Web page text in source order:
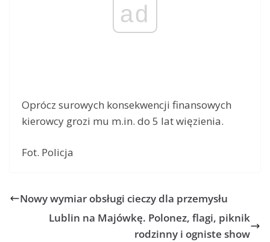
ad
Oprócz surowych konsekwencji finansowych
kierowcy grozi mu m.in. do 5 lat więzienia.
Fot. Policja
Nowy wymiar obsługi cieczy dla przemysłu
Lublin na Majówkę. Polonez, flagi, piknik
rodzinny i ogniste show